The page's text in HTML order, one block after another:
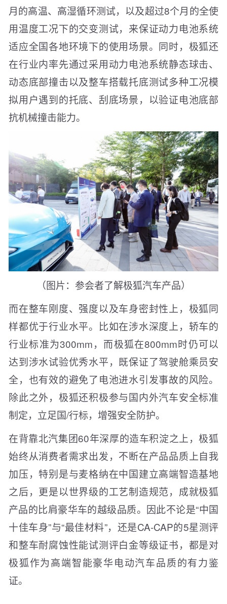
月的高温、高湿循环测试，以及超过8个月的全使
用温度工况下的交变测试，来保证动力电池系统
适应全国各地环境下的使用场景。同时，极狐还
在行业内率先通过采用动力电池系统静态球击、
动态底部撞击以及整车搭载托底测试多种工况模
拟用户遇到的托底、刮底场景，以验证电池底部
抗机械撞击能力。
（图片：参会者了解极狐汽车产品）
而在整车刚度、强度以及车身密封性上，极狐同
样都优于行业水平。比如在涉水深度上，轿车的
行业标准为300mm，而极狐在800mm时仍可以
达到涉水试验优秀水平，既保证了驾驶舱乘员安
全，也有效的避免了电池进水引发事故的风险。
除此之外，极狐还积极参与国内外汽车安全标准
制定，立足国/行标，增强安全防护。
在背靠北汽集团60年深厚的造车积淀之上，极狐
始终从消费者需求出发，不断在产品品质上自我
加压，特别是与麦格纳在中国建立高端智造基地
之后，更是以世界级的工艺制造规范，成就极狐
产品的比肩豪华车的越级品质。因此不论是“中国
十佳车身”与“最佳材料”，还是CA-CAP的5星测评
和整车耐腐蚀性能试测评白金等级证书，都是对
极狐作为高端智能豪华电动汽车品质的有力鉴
证。